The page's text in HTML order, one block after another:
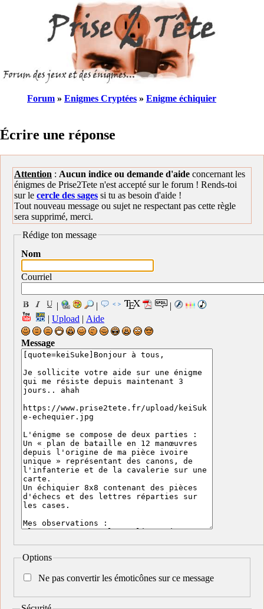
Forum » Enigmes Cryptées » Enigme échiquier
Écrire une réponse
Attention : Aucun indice ou demande d'aide concernant les
énigmes de Prise2Tete n'est accepté sur le forum ! Rends-toi
sur le cercle des sages si tu as besoin d'aide !
Tout nouveau message ou sujet ne respectant pas cette règle
sera supprimé, merci.
Rédige ton message
Nom
Courriel
| |
|
| Upload | Aide
Message
Options
Ne pas convertir les émoticônes sur ce message